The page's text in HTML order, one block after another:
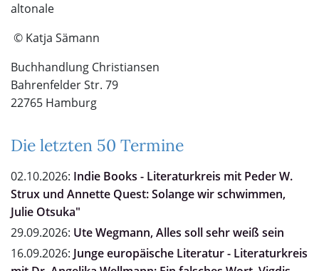
altonale
© Katja Sämann
Buchhandlung Christiansen
Bahrenfelder Str. 79
22765 Hamburg
Die letzten 50 Termine
02.10.2026: Indie Books - Literaturkreis mit Peder W.
Strux und Annette Quest: Solange wir schwimmen,
Julie Otsuka"
29.09.2026: Ute Wegmann, Alles soll sehr weiß sein
16.09.2026: Junge europäische Literatur - Literaturkreis